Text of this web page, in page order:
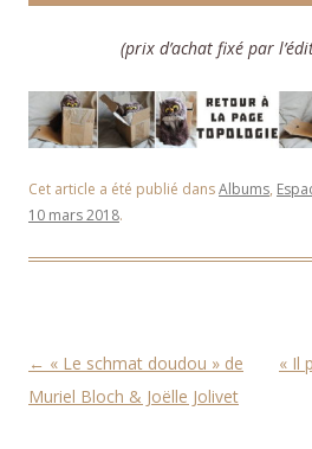
(prix d’achat fixé par
Cet article a été publié dansAlbums,
10 mars 2018.
Navigation des articles
← « Le schmat doudou » de
Muriel Bloch & Joëlle Jolivet
« Il